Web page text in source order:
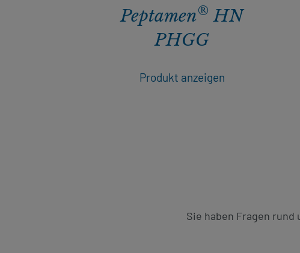
Peptamen® HN
PHGG
Produkt anzeigen
Sie haben Fragen